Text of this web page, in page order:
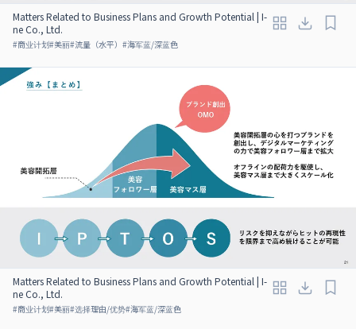
Matters Related to Business Plans and Growth Potential | I-
ne Co., Ltd.
#商业计划#美丽#流量（水平） #海军蓝/深蓝色
Matters Related to Business Plans and Growth Potential | I-
ne Co., Ltd.
#商业计划#美丽#选择理由/优势#海军蓝/深蓝色